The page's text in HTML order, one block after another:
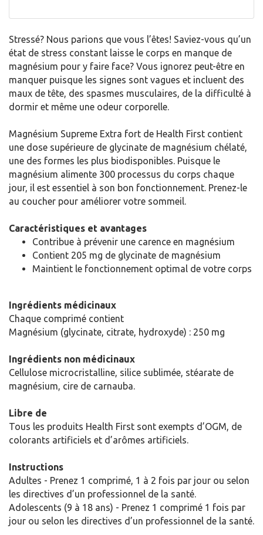
Stressé? Nous parions que vous l’êtes! Saviez-vous qu’un
état de stress constant laisse le corps en manque de
magnésium pour y faire face? Vous ignorez peut-être en
manquer puisque les signes sont vagues et incluent des
maux de tête, des spasmes musculaires, de la difficulté à
dormir et même une odeur corporelle.
Magnésium Supreme Extra fort de Health First contient
une dose supérieure de glycinate de magnésium chélaté,
une des formes les plus biodisponibles. Puisque le
magnésium alimente 300 processus du corps chaque
jour, il est essentiel à son bon fonctionnement. Prenez-le
au coucher pour améliorer votre sommeil.
Caractéristiques et avantages
Contribue à prévenir une carence en magnésium
Contient 205 mg de glycinate de magnésium
Maintient le fonctionnement optimal de votre corps
Ingrédients médicinaux
Chaque comprimé contient
Magnésium (glycinate, citrate, hydroxyde) : 250 mg
Ingrédients non médicinaux
Cellulose microcristalline, silice sublimée, stéarate de
magnésium, cire de carnauba.
Libre de
Tous les produits Health First sont exempts d’OGM, de
colorants artificiels et d’arômes artificiels.
Instructions
Adultes - Prenez 1 comprimé, 1 à 2 fois par jour ou selon
les directives d’un professionnel de la santé.
Adolescents (9 à 18 ans) - Prenez 1 comprimé 1 fois par
jour ou selon les directives d’un professionnel de la santé.